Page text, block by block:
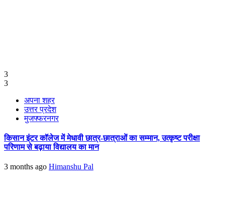
3
3
अपना शहर
उत्तर प्रदेश
मुजफ्फरनगर
किसान इंटर कॉलेज में मेधावी छात्र-छात्राओं का सम्मान, उत्कृष्ट परीक्षा
परिणाम से बढ़ाया विद्यालय का मान
3 months ago Himanshu Pal